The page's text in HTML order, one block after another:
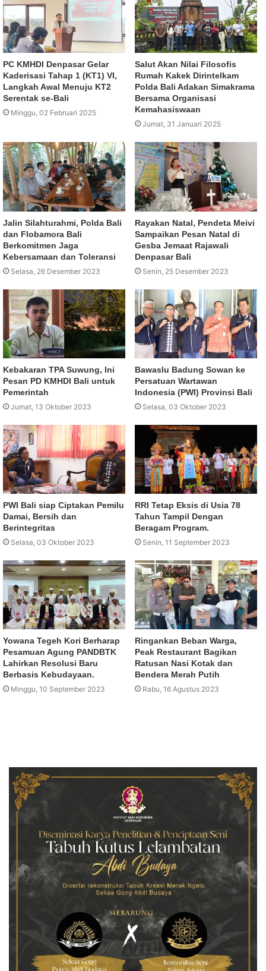
PC KMHDI Denpasar Gelar
Kaderisasi Tahap 1 (KT1) VI,
Langkah Awal Menuju KT2
Serentak se-Bali
Minggu, 02 Februari 2025
Salut Akan Nilai Filosofis
Rumah Kakek Dirintelkam
Polda Bali Adakan Simakrama
Bersama Organisasi
Kemahasiswaan
Jumat, 31 Januari 2025
Jalin Silahturahmi, Polda Bali
dan Flobamora Bali
Berkomitmen Jaga
Kebersamaan dan Toleransi
Selasa, 26 Desember 2023
Rayakan Natal, Pendeta Meivi
Sampaikan Pesan Natal di
Gesba Jemaat Rajawali
Denpasar Bali
Senin, 25 Desember 2023
Kebakaran TPA Suwung, Ini
Pesan PD KMHDI Bali untuk
Pemerintah
Jumat, 13 Oktober 2023
Bawaslu Badung Sowan ke
Persatuan Wartawan
Indonesia (PWI) Provinsi Bali
Selasa, 03 Oktober 2023
PWI Bali siap Ciptakan Pemilu
Damai, Bersih dan
Berintegritas
Selasa, 03 Oktober 2023
RRI Tetap Eksis di Usia 78
Tahun Tampil Dengan
Beragam Program.
Senin, 11 September 2023
Yowana Tegeh Kori Berharap
Pesamuan Agung PANDBTK
Lahirkan Resolusi Baru
Berbasis Kebudayaan.
Minggu, 10 September 2023
Ringankan Beban Warga,
Peak Restaurant Bagikan
Ratusan Nasi Kotak dan
Bendera Merah Putih
Rabu, 16 Agustus 2023